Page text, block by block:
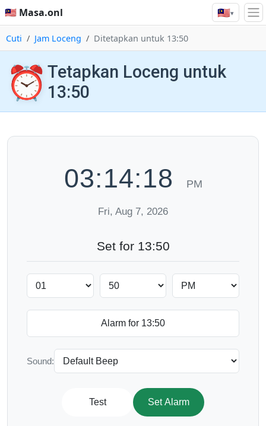
🇲🇾 Masa.onl 🇲🇾▾
Cuti Jam Loceng Ditetapkan untuk 13:50
⏰ Tetapkan Loceng untuk
13:50
03:14:19 PM
Fri, Aug 7, 2026
Set for 13:50
Sound:
Test Set Alarm